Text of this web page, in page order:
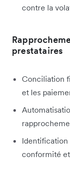
contre la
prestataires
Conciliation
et les
Identification
conformité